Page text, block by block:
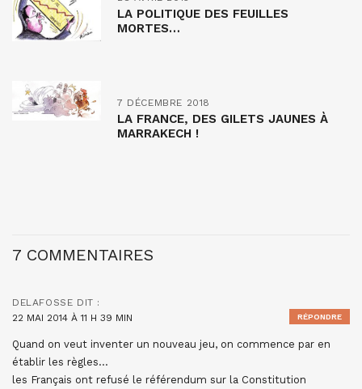
LA POLITIQUE DES FEUILLES
MORTES…
7 DÉCEMBRE 2018
LA FRANCE, DES GILETS JAUNES À
MARRAKECH !
7 COMMENTAIRES
DELAFOSSE DIT :
22 MAI 2014 À 11 H 39 MIN
Quand on veut inventer un nouveau jeu, on commence par en
établir les règles…
les Français ont refusé le référendum sur la Constitution
RÉPONDRE